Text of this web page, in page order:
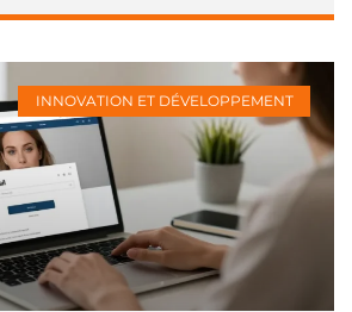
INNOVATION ET DÉVELOPPEMENT